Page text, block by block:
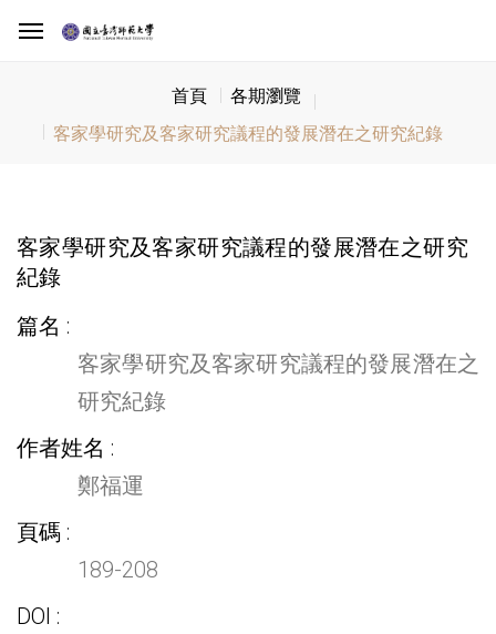
首頁
各期瀏覽
客家學研究及客家研究議程的發展潛在之研究紀錄
客家學研究及客家研究議程的發展潛在之研究
紀錄
篇名
客家學研究及客家研究議程的發展潛在之
研究紀錄
作者姓名
鄭福運
頁碼
189-208
DOI